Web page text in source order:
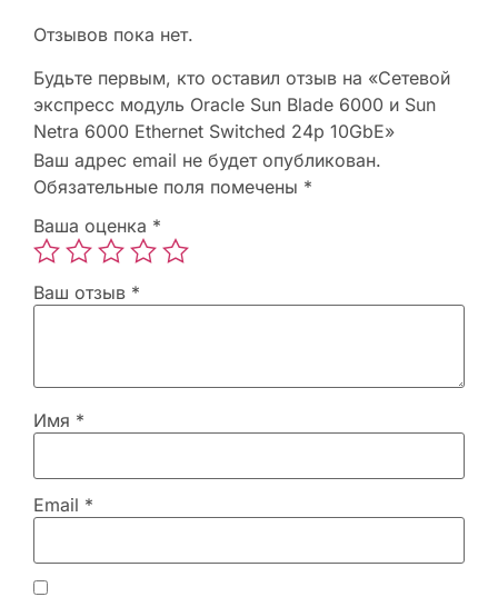
Отзывов пока нет.
Будьте первым, кто оставил отзыв на «Сетевой
экспресс модуль Oracle Sun Blade 6000 и Sun
Netra 6000 Ethernet Switched 24p 10GbE»
Ваш адрес email не будет опубликован.
Обязательные поля помечены *
Ваша оценка *
Ваш отзыв *
Имя *
Email *